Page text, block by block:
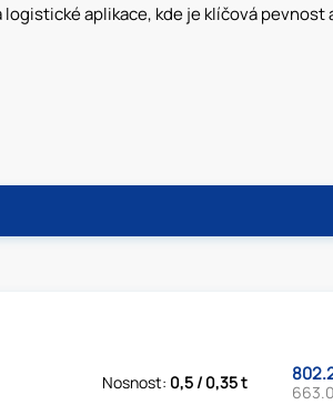
aplikace, kde je klíčová
Nosnost: 0,5 / 0,35 t